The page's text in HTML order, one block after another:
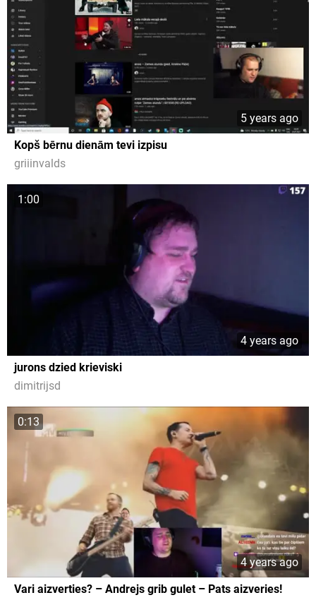
5 years ago
Kopš bērnu dienām tevi izpisu
griiinvalds
1:00
4 years ago
jurons dzied krieviski
dimitrijsd
0:13
4 years ago
Vari aizverties? – Andrejs grib gulet – Pats aizveries!